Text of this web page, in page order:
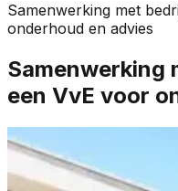
Samenwerking met
onderhoud en advies
Samenwerking
een VvE voor